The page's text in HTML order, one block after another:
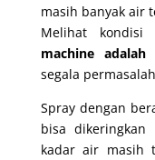
masih banyak air
Melihat
machine
segala
Spray dengan
bisa dikeringkan
kadar air masih